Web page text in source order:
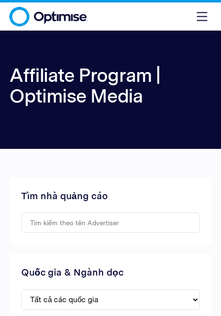
Affiliate Program |
Optimise Media
Tìm nhà quảng cáo
Quốc gia & Ngành dọc